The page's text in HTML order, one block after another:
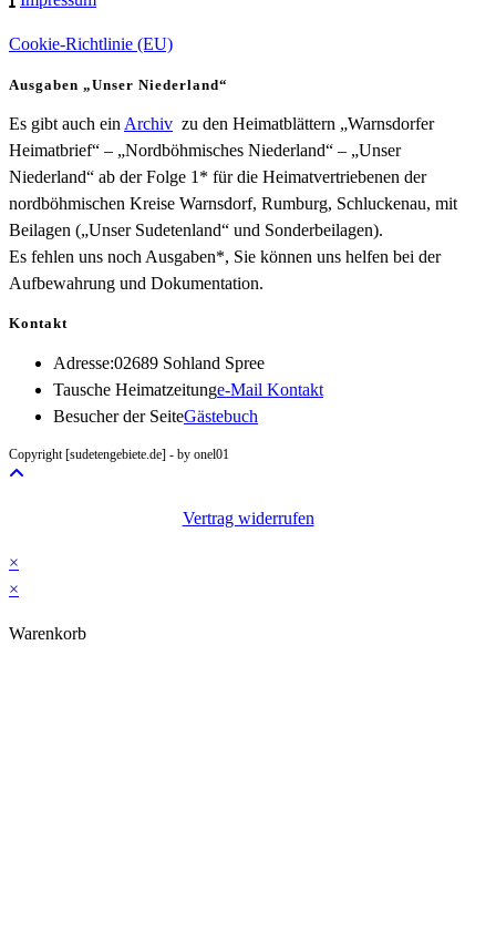
Cookie-Richtlinie (EU)
Ausgaben „Unser Niederland“
Es gibt auch ein Archiv zu den Heimatblättern „Warnsdorfer
Heimatbrief“ – „Nordböhmisches Niederland“ – „Unser
Niederland“ ab der Folge 1* für die Heimatvertriebenen der
nordböhmischen Kreise Warnsdorf, Rumburg, Schluckenau, mit
Beilagen („Unser Sudetenland“ und Sonderbeilagen).
Es fehlen uns noch Ausgaben*, Sie können uns helfen bei der
Aufbewahrung und Dokumentation.
Kontakt
Adresse:02689 Sohland Spree
Tausche Heimatzeitunge-Mail KontaktOpens
Besucher der SeiteGästebuch
Copyright [sudetengebiete.de] - by onel01
Vertrag widerrufen
×
×
Warenkorb